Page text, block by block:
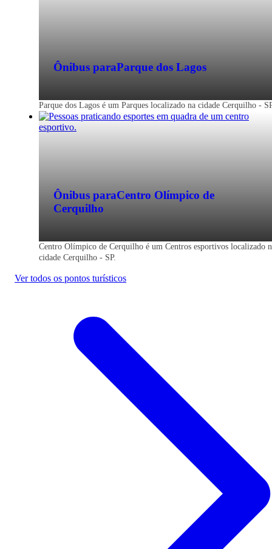
Ônibus paraParque dos Lagos
Parque dos Lagos é um Parques localizado na cidade Cerquilho -
Ônibus paraCentro Olímpico de
Cerquilho
Centro Olímpico de Cerquilho é um Centros esportivos localizado
cidade Cerquilho - SP.
Ver todos os pontos turísticos